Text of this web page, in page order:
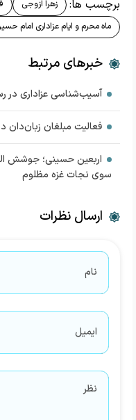
برچسب ها: زهرا ازوجی
ماه محرم و ایام عزاداری امام
خبرهای مرتبط
آسیب‌شناسی عزاداری در
فعالیت مبلغان زبان‌دان در ۵۰۰ موکب اربعینی
اربعین حسینی؛ جوشش
سوی نجات غزه مظلوم
ارسال نظرات